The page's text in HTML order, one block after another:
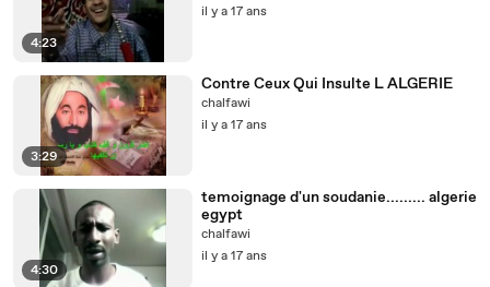
4:23
il y a 17 ans
3:29
Contre Ceux Qui Insulte L ALGERIE
chalfawi
il y a 17 ans
4:30
temoignage d'un soudanie......... algerie
egypt
chalfawi
il y a 17 ans